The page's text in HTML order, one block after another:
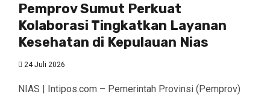
Pemprov Sumut Perkuat
Kolaborasi Tingkatkan Layanan
Kesehatan di Kepulauan Nias
24 Juli 2026
NIAS | Intipos.com – Pemerintah Provinsi (Pemprov)